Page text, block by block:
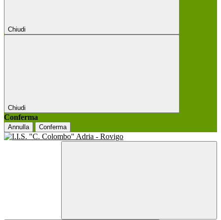
Chiudi
Chiudi
Conferma
Annulla Conferma